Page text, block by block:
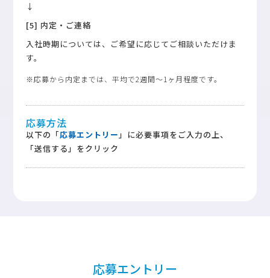
↓
[5] 内定・ご連絡
入社時期については、ご希望に応じてご相談いただけま
す。
※応募から内定までは、平均で2週間〜1ヶ月程度です。
応募方法
以下の「応募エントリー 」に必要事項をご入力の上、
「送信する」をクリック
応募エントリー